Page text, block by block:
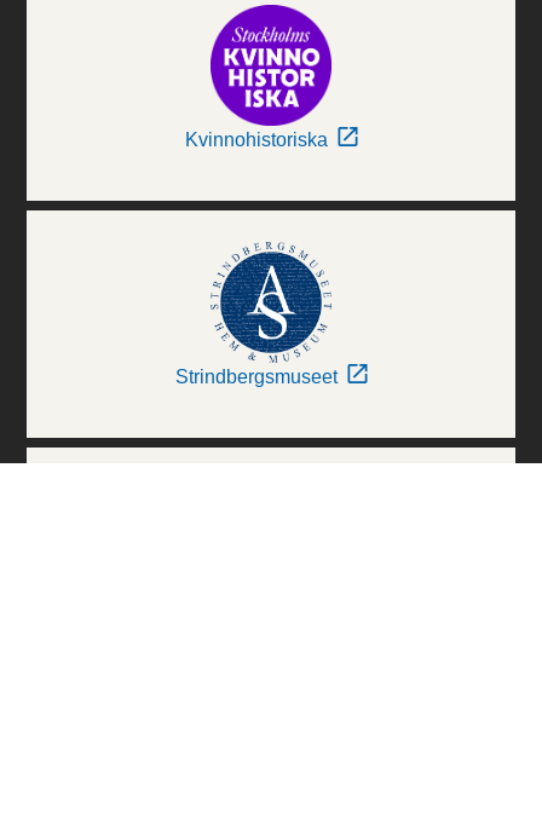
Kvinnohistoriska
Strindbergsmuseet